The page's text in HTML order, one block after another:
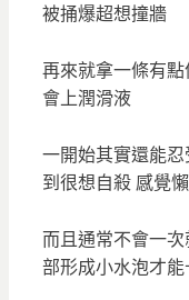
被捅爆超想撞牆
再來就拿一條有
會上潤滑液
一開始其實還能
到很想自殺 感覺
而且通常不會一
部形成小水泡才